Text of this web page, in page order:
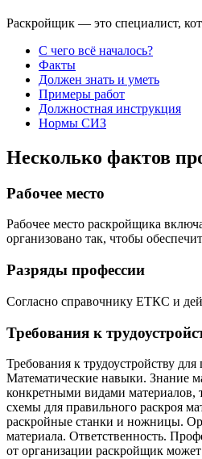
Раскройщик — это специалист,
С чего всё началось?
Факты
Должен знать и уметь
Примеры работ
Должностная инструкция
Нормы СИЗ
Несколько фактов
Рабочее место
Рабочее место раскройщика
организовано так, чтобы
Разряды профессии
Согласно справочнику ЕТКС и
Требования к
Требования к трудоустройству
Математические навыки. Знание
конкретными видами материалов,
схемы для правильного раскроя
раскройные станки и ножницы.
материала. Ответственность.
от организации раскройщик